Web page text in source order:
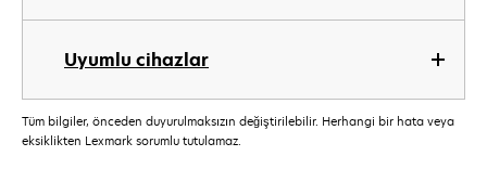
Uyumlu cihazlar
Tüm bilgiler, önceden duyurulmaksızın değiştirilebilir. Herhangi bir hata veya
eksiklikten Lexmark sorumlu tutulamaz.